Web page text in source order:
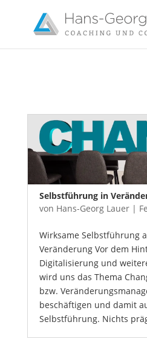
Selbstführung in
von Hans-Georg Lauer|
Wirksame Selbstführung
Veränderung Vor dem
Digitalisierung und
wird uns das Thema
bzw.
beschäftigen und damit
Selbstführung. Nichts